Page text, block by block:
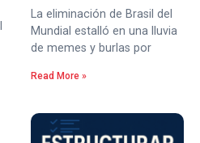
La eliminación de Brasil del
Mundial estalló en una lluvia
de memes y burlas por
Read More »